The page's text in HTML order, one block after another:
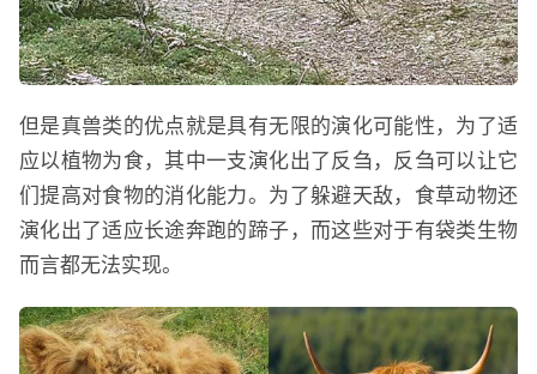
但是真兽类的优点就是具有无限的演化可能性，为了适
应以植物为食，其中一支演化出了反刍，反刍可以让它
们提高对食物的消化能力。为了躲避天敌，食草动物还
演化出了适应长途奔跑的蹄子，而这些对于有袋类生物
而言都无法实现。